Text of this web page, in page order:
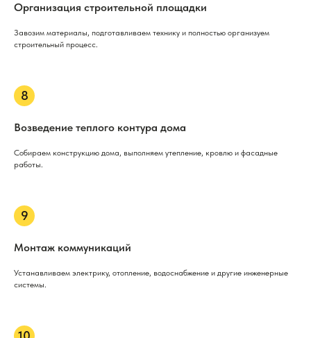
Организация строительной площадки
Завозим материалы, подготавливаем технику и полностью организуем
строительный процесс.
Возведение теплого контура дома
Собираем конструкцию дома, выполняем утепление, кровлю и фасадные
работы.
Монтаж коммуникаций
Устанавливаем электрику, отопление, водоснабжение и другие инженерные
системы.